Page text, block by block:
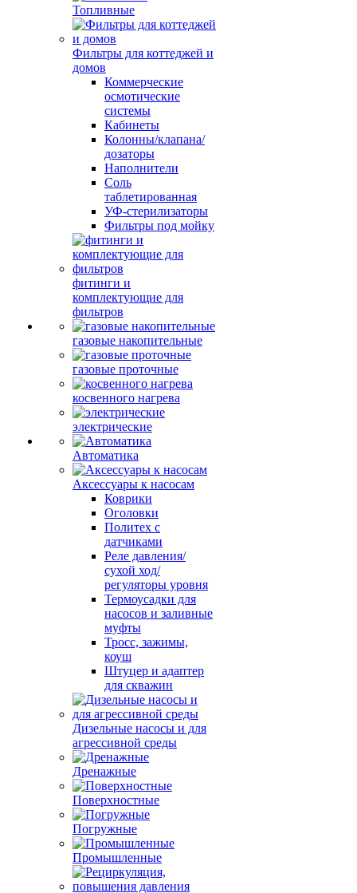
Топливные
Фильтры для коттеджей и
домов
Коммерческие
осмотические
системы
Кабинеты
Колонны/клапана/
дозаторы
Наполнители
Соль
таблетированная
УФ-стерилизаторы
Фильтры под мойку
фитинги и
комплектующие для
фильтров
газовые накопительные
газовые проточные
косвенного нагрева
электрические
Автоматика
Аксессуары к насосам
Коврики
Оголовки
Политех с
датчиками
Реле давления/
сухой ход/
регуляторы уровня
Термоусадки для
насосов и заливные
муфты
Тросс, зажимы,
коуш
Штуцер и адаптер
для скважин
Дизельные насосы и для
агрессивной среды
Дренажные
Поверхностные
Погружные
Промышленные